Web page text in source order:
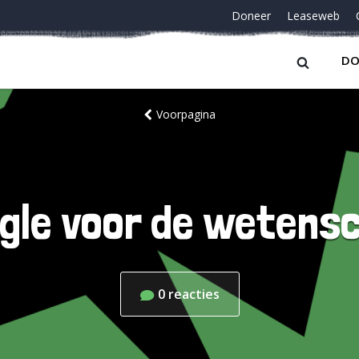
Doneer Leaseweb
Voorpagina
voor de
0 reacties